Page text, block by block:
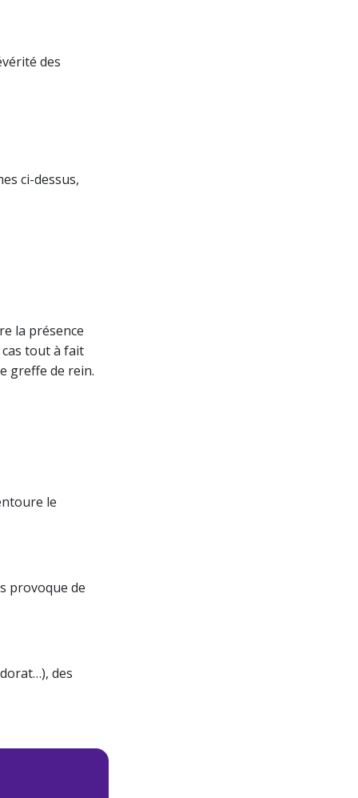
des
ci-dessus,
la présence
tout à fait
greffe de rein.
le
provoque de
des